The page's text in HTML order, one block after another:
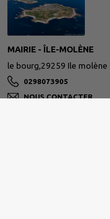
MAIRIE - ÎLE-MOLÈNE
le bourg,29259 Ile molène
0298073905
NOUS CONTACTER